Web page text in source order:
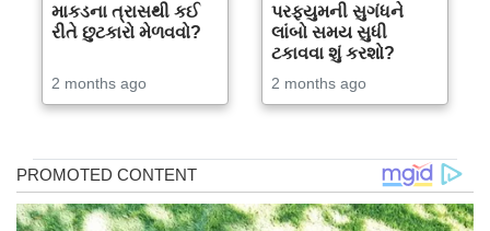
માકડના ત્રાસથી કઈ
રીતે છુટકારો મેળવવો?
2 months ago
પરફ્યુમની સુગંધને
લાંબો સમય સુધી
ટકાવવા શું કરશો?
2 months ago